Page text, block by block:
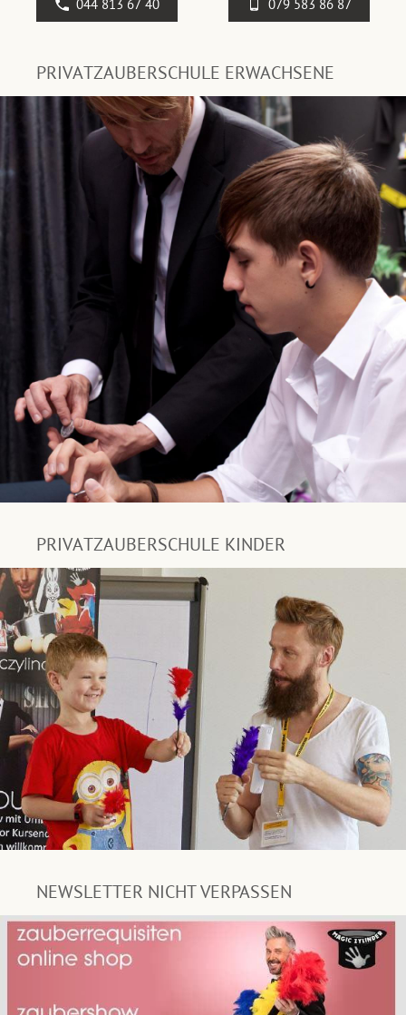
044 813 67 40 079 583 86 87
PRIVATZAUBERSCHULE ERWACHSENE
PRIVATZAUBERSCHULE KINDER
NEWSLETTER NICHT VERPASSEN